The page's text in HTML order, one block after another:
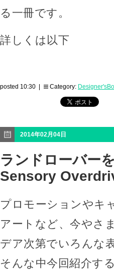
る一冊です。
詳しくは以下
posted 10:30 | Category:
2014年02月04日
ランドローバー
Sensory
プロモーションやキ
アートなど、今やさ
デア次第でいろんな
そんな中今回紹介す